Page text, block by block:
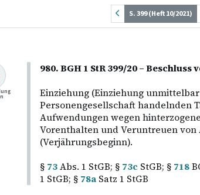
S. 399 (Heft 10/2021)
980. BGH 1 StR 399/20 –
Einziehung (Einziehung
Personengesellschaft handelnden
Aufwendungen wegen
Vorenthalten und Veruntreuen
(Verjährungsbeginn).
§ 73Abs. 1 StGB; § 73cStGB; § 718
1 StGB; § 78aSatz 1 StGB